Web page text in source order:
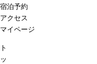
宿泊予約
アクセス
マイページ
ト
ッ